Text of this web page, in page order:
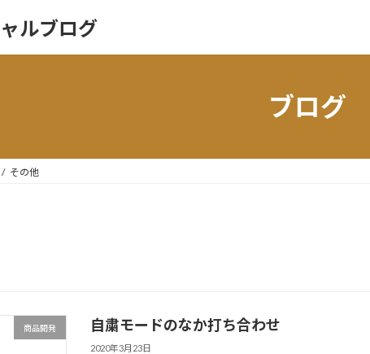
ルブログ
ブログ
その他
商品開発 自粛モードのなか打ち合わせ
2020年3月23日